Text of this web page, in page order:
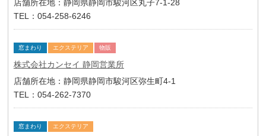
店舗所在地：静岡県静岡市駿河区丸子7-1-28
TEL：054-258-6246
窓まわり エクステリア 物販
株式会社カンセイ 静岡営業所
店舗所在地：静岡県静岡市駿河区弥生町4-1
TEL：054-262-7370
窓まわり エクステリア